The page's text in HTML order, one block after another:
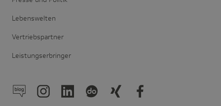
Lebenswelten
Vertriebspartner
Leistungserbringer